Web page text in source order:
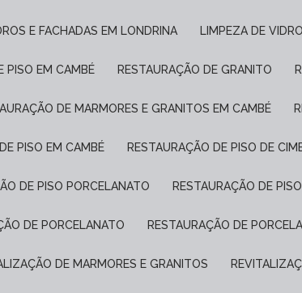
E FACHADAS EM LONDRINA LIMPEZA DE
PISO EM CAMBÉ RESTAURAÇÃO DE GRANITO
DE MARMORES E GRANITOS EM CAMBÉ
DE PISO EM CAMBÉ RESTAURAÇÃO DE PISO DE
DE PISO PORCELANATO RESTAURAÇÃO DE
DE PORCELANATO RESTAURAÇÃO DE
DE MARMORES E GRANITOS